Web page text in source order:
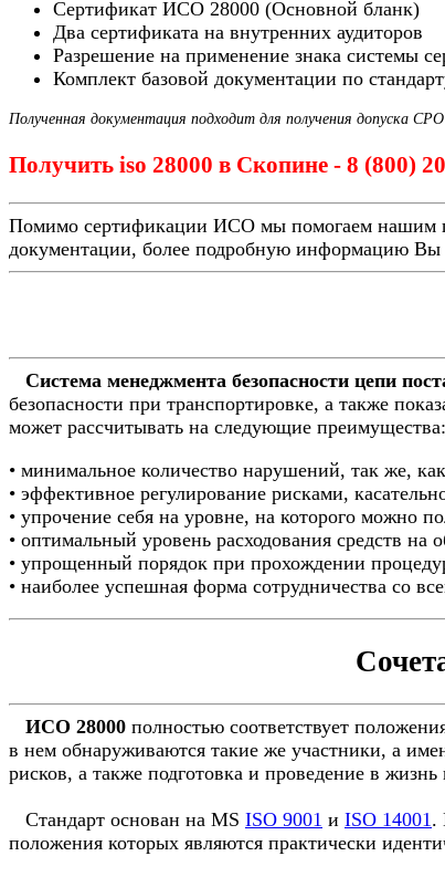
Сертификат ИСО 28000 (Основной бланк)
Два сертификата на внутренних аудиторов
Разрешение на применение знака системы
Комплект базовой документации по
Полученная документация подходит для получения допуска
Получить iso 28000 в Скопине - 8 (800)
Помимо сертификации ИСО мы помогаем нашим
документации, более подробную информацию
Система менеджмента безопасности цепи
безопасности при транспортировке, а также
может рассчитывать на следующие преимущества:
• минимальное количество нарушений, так же,
• эффективное регулирование рисками,
• упрочение себя на уровне, на которого можно
• оптимальный уровень расходования средств на
• упрощенный порядок при прохождении
• наиболее успешная форма сотрудничества со
ИСО 28000 полностью соответствует
в нем обнаруживаются такие же участники, а
рисков, а также подготовка и проведение в
Стандарт основан на MS ISO 9001 и ISO 14001.
положения которых являются практически